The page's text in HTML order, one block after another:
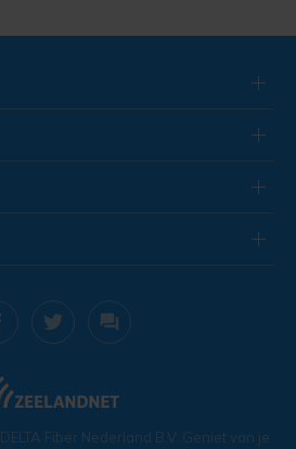
DELTA Fiber Nederland B.V. Geniet van je